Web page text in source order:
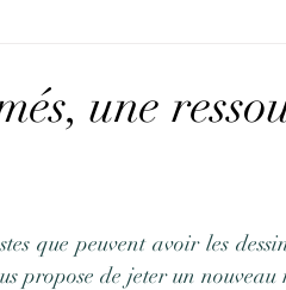
une
que peuvent avoir les
propose de jeter un